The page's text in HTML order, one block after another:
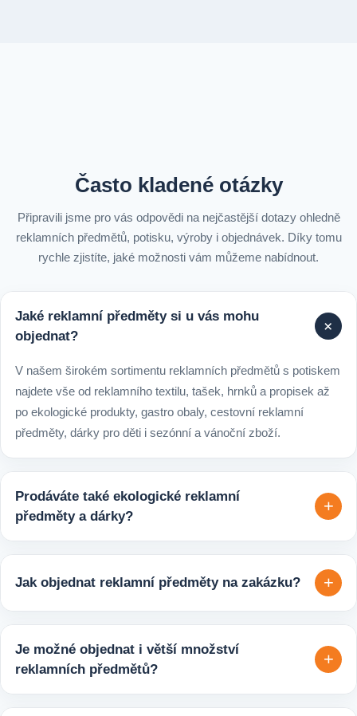
Často kladené otázky
Připravili jsme pro vás odpovědi na nejčastější dotazy ohledně
reklamních předmětů, potisku, výroby i objednávek. Díky tomu
rychle zjistíte, jaké možnosti vám můžeme nabídnout.
Jaké reklamní předměty si u vás mohu
objednat?
+
V našem širokém sortimentu reklamních předmětů s potiskem
najdete vše od reklamního textilu, tašek, hrnků a propisek až
po ekologické produkty, gastro obaly, cestovní reklamní
předměty, dárky pro děti i sezónní a vánoční zboží.
Prodáváte také ekologické reklamní
předměty a dárky?
+
reklamních předmětů. K dispozici jsou i ekologicky udržitelné
varianty, které jsou vhodné pro firmy, jež chtějí spojit svojí
propagaci s odpovědným přístupem k životnímu prostředí.
Jak objednat reklamní předměty na zakázku? +
počtem kusů a představou o potisku. Následně si s vámi
upřesníme doplňující detaily, doporučíme vhodné varianty
Je možné objednat i větší množství
reklamních předmětů?
+